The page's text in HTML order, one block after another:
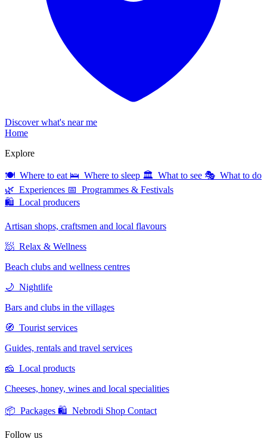
Discover what's near me
Home
Explore
🍽 Where to eat 🛌 Where to sleep 🏛 What to see 🎭 What to do
🌿 Experiences 📅 Programmes & Festivals
🛍 Local producers
Artisan shops, craftsmen and local flavours
🧖 Relax & Wellness
Beach clubs and wellness centres
🌙 Nightlife
Bars and clubs in the villages
🧭 Tourist services
Guides, rentals and travel services
🧀 Local products
Cheeses, honey, wines and local specialities
📦 Packages 🛍️ Nebrodi Shop Contact
Follow us